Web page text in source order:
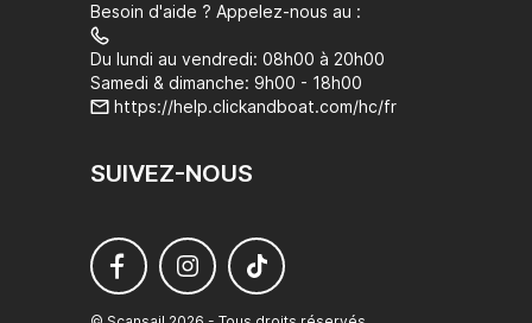
Besoin d'aide ? Appelez-nous au :
Du lundi au vendredi: 08h00 à 20h00
Samedi & dimanche: 9h00 - 18h00
https://help.clickandboat.com/hc/fr
SUIVEZ-NOUS